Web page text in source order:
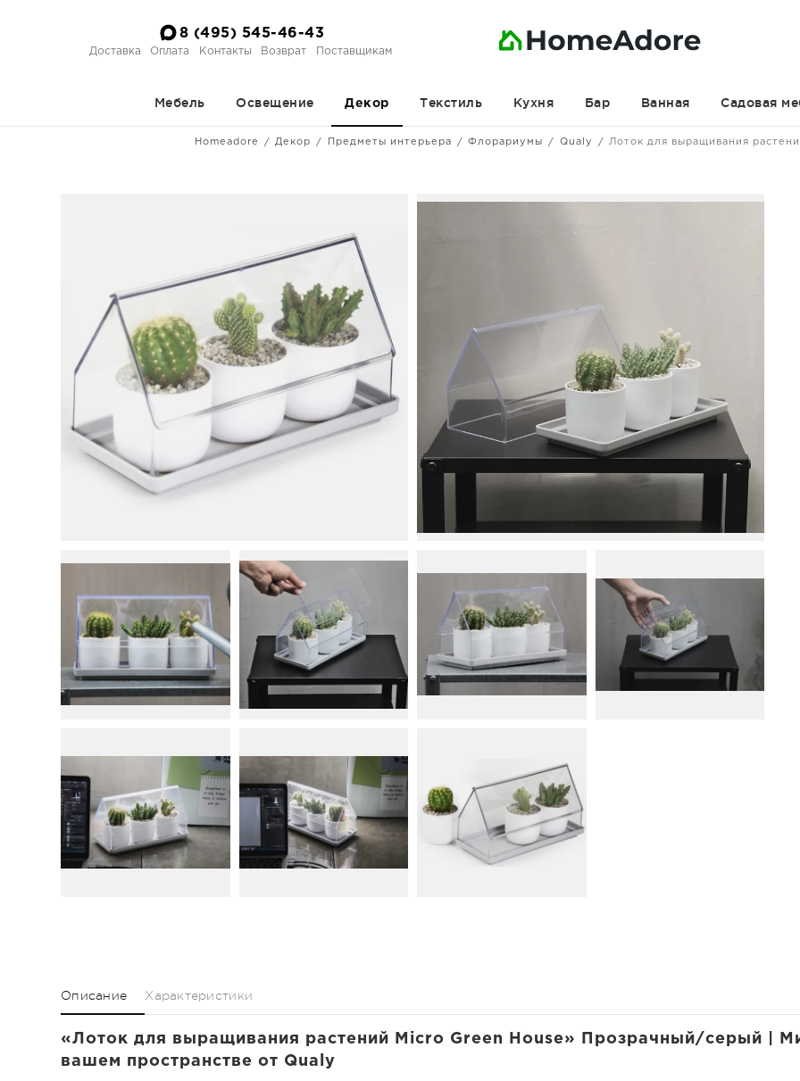
8 (495) 545-46-43
Доставка Оплата Контакты Возврат Поставщикам
Мебель Освещение Декор Текстиль Кухня Бар Ванная Садовая
Homeadore Декор Предметы интерьера Флорариумы Qualy Лоток для выращивания
Описание Характеристики
«Лоток для выращивания растений Micro Green House» Прозрачный/серый |
вашем пространстве от Qualy